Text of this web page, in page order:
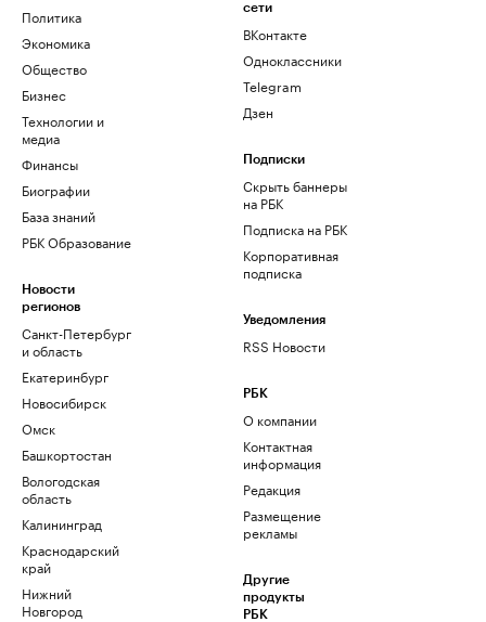
Политика
Экономика
Общество
Бизнес
Технологии и
медиа
Финансы
Биографии
База знаний
РБК Образование
Новости
регионов
Санкт-Петербург
и область
Екатеринбург
Новосибирск
Омск
Башкортостан
Вологодская
область
Калининград
Краснодарский
край
Нижний
Новгород
сети
ВКонтакте
Одноклассники
Telegram
Дзен
Подписки
Скрыть баннеры
на РБК
Подписка на РБК
Корпоративная
подписка
Уведомления
RSS Новости
РБК
О компании
Контактная
информация
Редакция
Размещение
рекламы
Другие
продукты
РБК